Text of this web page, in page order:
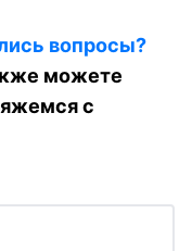
вопросы?
можете
с